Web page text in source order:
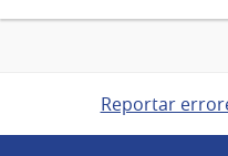
Reportar